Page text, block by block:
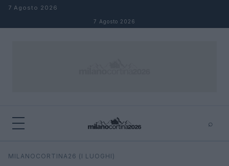
Salta al contenuto
7 Agosto 2026
7 Agosto 2026
⌕
Cerca
MILANOCORTINA26 (I LUOGHI)